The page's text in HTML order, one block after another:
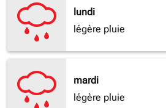
lundi
légère pluie
mardi
légère pluie